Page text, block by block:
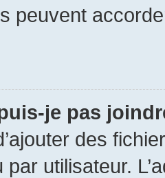
peuvent
je pas
des
par utilisateur.